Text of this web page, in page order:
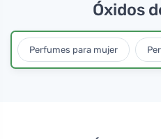
Óxidos
Perfumes para mujer